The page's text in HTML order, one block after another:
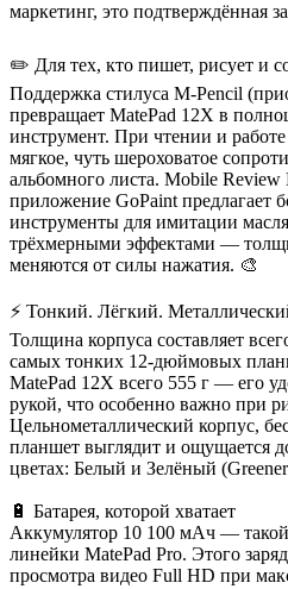
маркетинг, это подтверждённая
✏️ Для тех, кто пишет, рисует и
Поддержка стилуса M-Pencil
превращает MatePad 12X в
инструмент. При чтении и работе
мягкое, чуть шероховатое
альбомного листа. Mobile Review
приложение GoPaint предлагает
инструменты для имитации
трёхмерными эффектами —
меняются от силы нажатия. 🎨
⚡ Тонкий. Лёгкий.
Толщина корпуса составляет
самых тонких 12-дюймовых
MatePad 12X всего 555 г — его
рукой, что особенно важно при
Цельнометаллический корпус,
планшет выглядит и ощущается
цветах: Белый и Зелёный
🔋 Батарея, которой хватает
Аккумулятор 10 100 мАч —
линейки MatePad Pro. Этого
просмотра видео Full HD при